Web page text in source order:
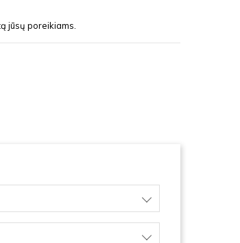
jūsų poreikiams.